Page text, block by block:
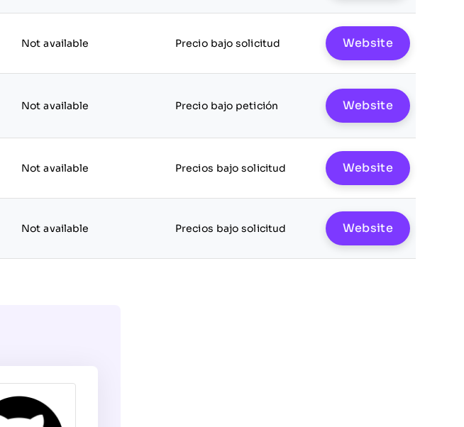
Not available Precio bajo solicitud Website
Not available Precio bajo petición Website
Not available Precios bajo solicitud Website
Not available Precios bajo solicitud Website